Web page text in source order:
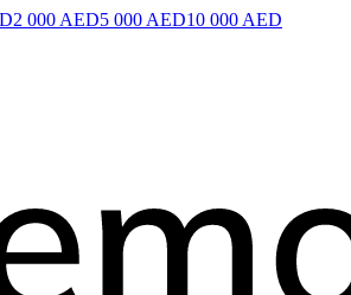
2 000 AED5 000 AED10 000 AED